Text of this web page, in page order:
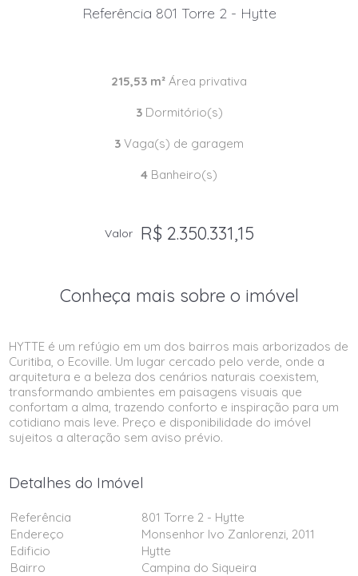
Referência 801 Torre 2 - Hytte
215,53 m² Área privativa
3Dormitório(s)
3 Vaga(s) de garagem
4 Banheiro(s)
Valor R$ 2.350.331,15
Conheça mais sobre o imóvel
HYTTE é um refúgio em um dos bairros mais arborizados de
Curitiba, o Ecoville. Um lugar cercado pelo verde, onde a
arquitetura e a beleza dos cenários naturais coexistem,
transformando ambientes em paisagens visuais que
confortam a alma, trazendo conforto e inspiração para um
cotidiano mais leve. Preço e disponibilidade do imóvel
sujeitos a alteração sem aviso prévio.
Detalhes do Imóvel
Referência
801 Torre 2 - Hytte
Endereço
Monsenhor Ivo Zanlorenzi, 2011
Edificio
Hytte
Bairro
Campina do Siqueira